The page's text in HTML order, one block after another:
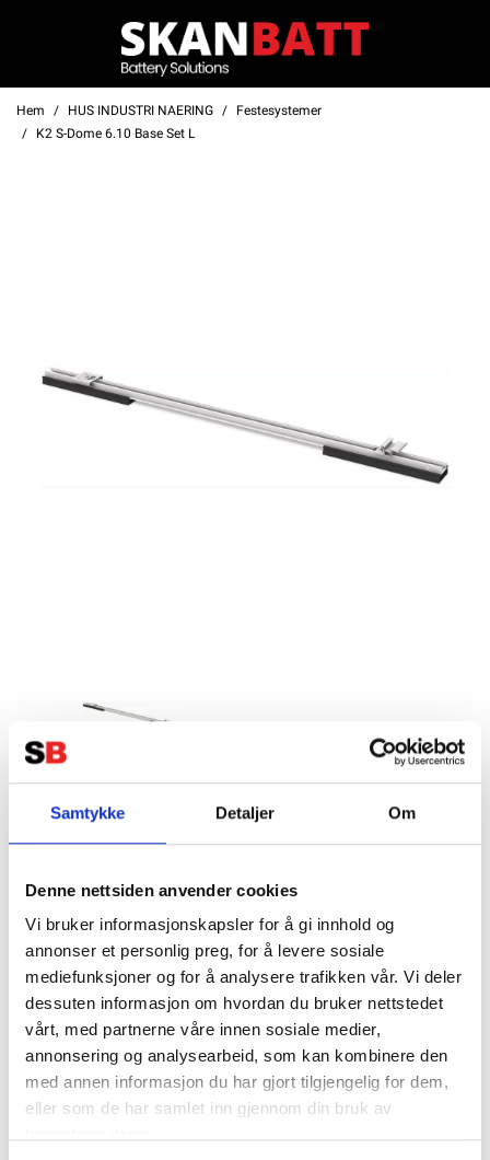
Samtykke Detaljer Om
Denne nettsiden anvender cookies
Vi bruker informasjonskapsler for å gi innhold og
annonser et personlig preg, for å levere sosiale
mediefunksjoner og for å analysere trafikken vår. Vi deler
dessuten informasjon om hvordan du bruker nettstedet
vårt, med partnerne våre innen sosiale medier,
annonsering og analysearbeid, som kan kombinere den
med annen informasjon du har gjort tilgjengelig for dem,
eller som de har samlet inn gjennom din bruk av
Hem HUS INDUSTRI NAERING
Festesystemer
K2 S-Dome 6.10 Base Set L
K2 S-Dome 6.10 Base Set L
Förmonterad grundskenssats för S-Dome 6.10-systemet för
modulbredder på 1061-1170 mm. Innehåller SpeedRail 1,50 ..
mer info
Får endast installeras av ett auktoriserat installatör
Produktnummer:
62977
Kategorier:
Festesystemer